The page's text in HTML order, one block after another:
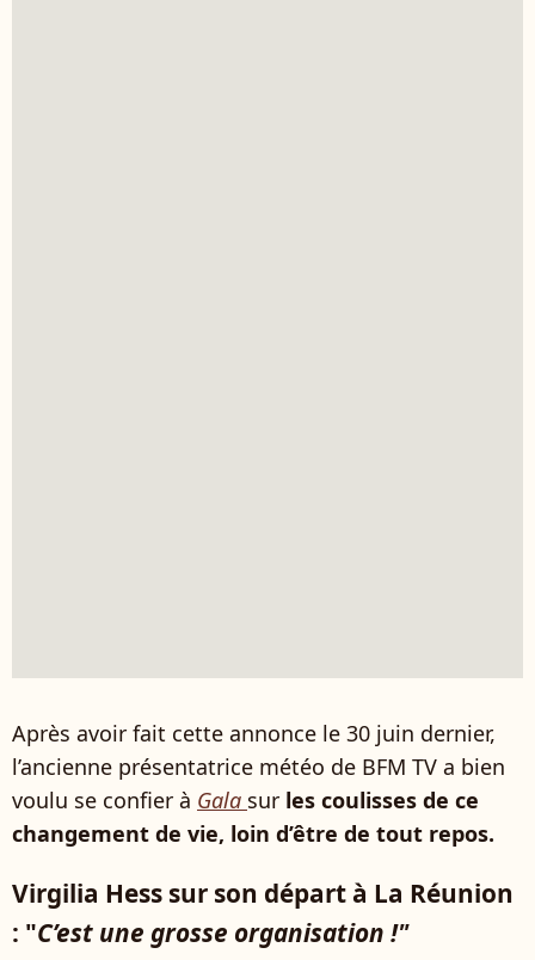
Après avoir fait cette annonce le 30 juin dernier,
l’ancienne présentatrice météo de BFM TV a bien
voulu se confier à Gala sur les coulisses de ce
changement de vie, loin d’être de tout repos.
Virgilia Hess sur son départ à La Réunion
: "C’est une grosse organisation !"